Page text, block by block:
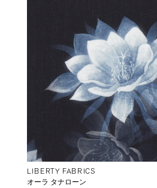
LIBERTY FABRICS
オーラ タナローン